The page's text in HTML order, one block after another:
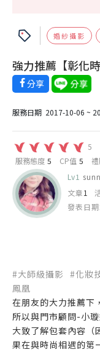
客服＋系
婚紗攝影
強力推薦【彰化
分享
服務日期 2017-10-06 ~
5
服務態度 5 CP值 5
Lv1
文章1
發表日期
#大師級攝影 #化妝
鳳凰
在朋友的大力推薦下
所以與門市顧問-小
大致了解包套內容（
果在與時尚相遇的第